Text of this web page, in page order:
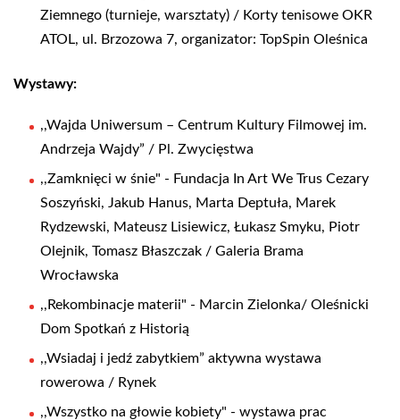
Ziemnego (turnieje, warsztaty) / Korty tenisowe OKR
ATOL, ul. Brzozowa 7, organizator: TopSpin Oleśnica
Wystawy:
,,Wajda Uniwersum – Centrum Kultury Filmowej im.
Andrzeja Wajdy” / Pl. Zwycięstwa
,,Zamknięci w śnie" - Fundacja In Art We Trus Cezary
Soszyński, Jakub Hanus, Marta Deptuła, Marek
Rydzewski, Mateusz Lisiewicz, Łukasz Smyku, Piotr
Olejnik, Tomasz Błaszczak / Galeria Brama
Wrocławska
,,Rekombinacje materii" - Marcin Zielonka/ Oleśnicki
Dom Spotkań z Historią
,,Wsiadaj i jedź zabytkiem” aktywna wystawa
rowerowa / Rynek
,,Wszystko na głowie kobiety" - wystawa prac